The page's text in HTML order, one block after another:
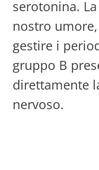
serotonina.
nostro
gestire i
gruppo B
direttamente
nervoso.